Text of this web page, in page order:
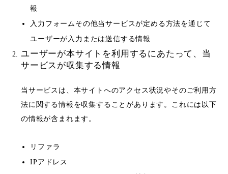
報
入力フォームその他当サービスが定める方法を通じて
ユーザーが入力または送信する情報
ユーザーが本サイトを利用するにあたって、当
サービスが収集する情報
当サービスは、本サイトへのアクセス状況やそのご利用方
法に関する情報を収集することがあります。これには以下
の情報が含まれます。
リファラ
IPアドレス